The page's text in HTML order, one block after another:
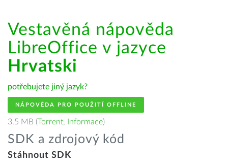
Vestavěná nápověda
LibreOffice v jazyce
Hrvatski
potřebujete jiný jazyk?
NÁPOVĚDA PRO POUŽITÍ OFFLINE
3.5 MB (Torrent, Informace)
SDK a zdrojový kód
Stáhnout SDK